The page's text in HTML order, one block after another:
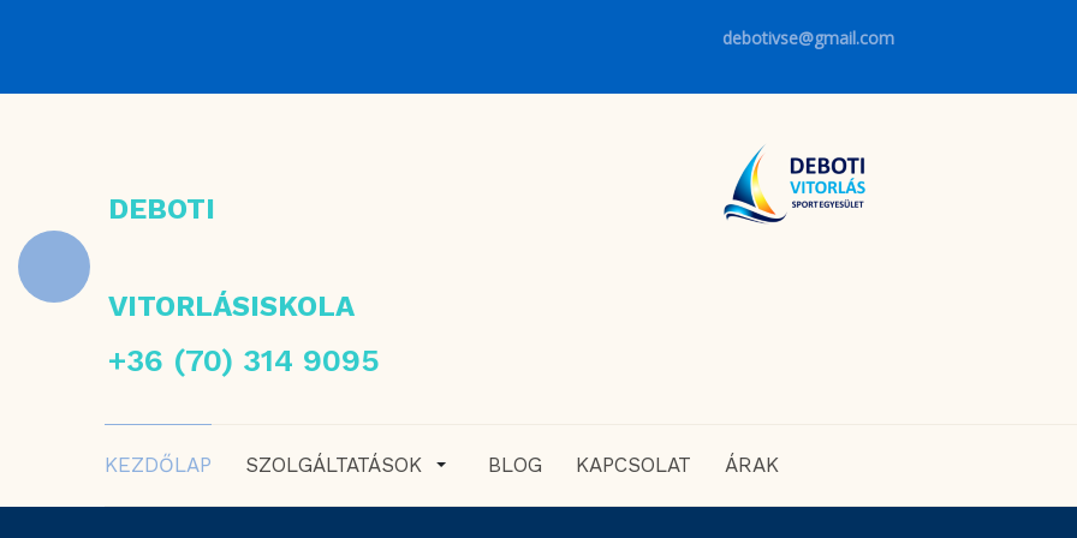
debotivse@gmail.com
DEBOTI
VITORLÁSISKOLA
+36 (70) 314 9095
KEZDŐLAP SZOLGÁLTATÁSOK BLOG KAPCSOLAT ÁRAK